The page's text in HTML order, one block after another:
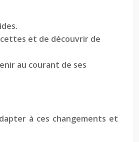
et de découvrir de
au courant de ses
à ces changements et